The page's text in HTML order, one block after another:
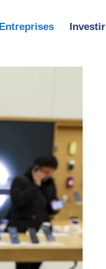
Entreprises Investir